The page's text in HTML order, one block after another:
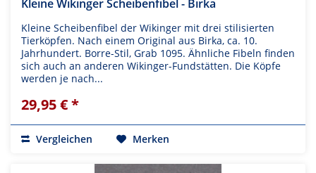
Kleine Wikinger Scheibenfibel - Birka
Kleine Scheibenfibel der Wikinger mit drei stilisierten
Tierköpfen. Nach einem Original aus Birka, ca. 10.
Jahrhundert. Borre-Stil, Grab 1095. Ähnliche Fibeln finden
sich auch an anderen Wikinger-Fundstätten. Die Köpfe
werden je nach...
29,95 € *
Vergleichen Merken